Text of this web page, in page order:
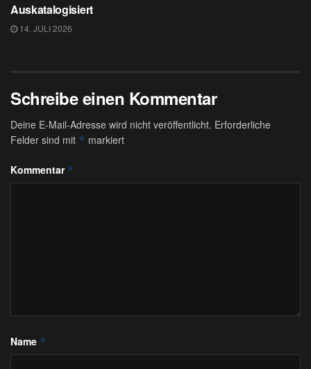
Auskatalogisiert
14. JULI 2026
Schreibe einen Kommentar
Deine E-Mail-Adresse wird nicht veröffentlicht. Erforderliche
Felder sind mit * markiert
Kommentar *
Name *